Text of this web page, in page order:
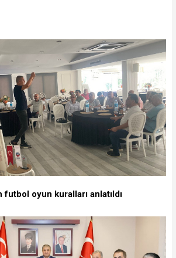
futbol oyun kuralları anlatıldı